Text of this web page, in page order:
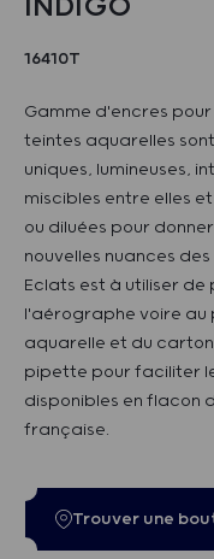
INDIGO
16410T
Gamme d'encres
teintes aquarelles
uniques, lumineuses,
miscibles entre elles
ou diluées pour
nouvelles nuances
Eclats est à utiliser
l'aérographe voire au
aquarelle et du
pipette pour faciliter
disponibles en flacon
française.
Trouver une